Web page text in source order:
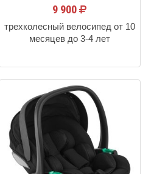
9 900
трехколесный велосипед от 10
месяцев до 3-4 лет